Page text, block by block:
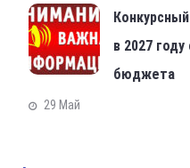
в 2027
бюджета
29 Май